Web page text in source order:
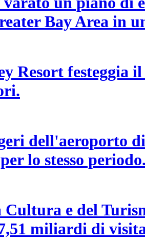
Bay Area in
Resort festeggia
dell'aeroporto
lo stesso periodo.
e del
miliardi di